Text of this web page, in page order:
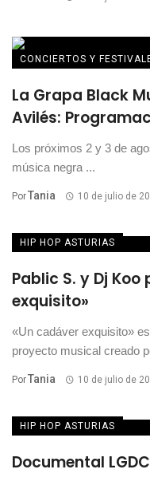
CONCIERTOS Y
La Grapa Black
Avilés:
Los próximos 2 y 3 de
música negra ...
PorTania 10 de julio de
HIP HOP ASTURIAS
Pablic S. y Dj
exquisito»
«Un cadáver exquisito»
proyecto musical creado
PorTania 10 de julio de
HIP HOP ASTURIAS
Documental LGDC